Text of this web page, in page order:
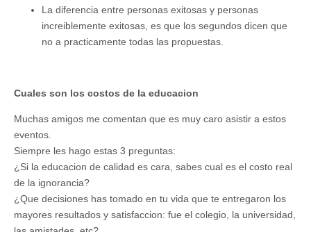
La diferencia entre personas exitosas y personas
increiblemente exitosas, es que los segundos dicen que
no a practicamente todas las propuestas.
Cuales son los costos de la educacion
Muchas amigos me comentan que es muy caro asistir a estos
eventos.
Siempre les hago estas 3 preguntas:
¿Si la educacion de calidad es cara, sabes cual es el costo real
de la ignorancia?
¿Que decisiones has tomado en tu vida que te entregaron los
mayores resultados y satisfaccion: fue el colegio, la universidad,